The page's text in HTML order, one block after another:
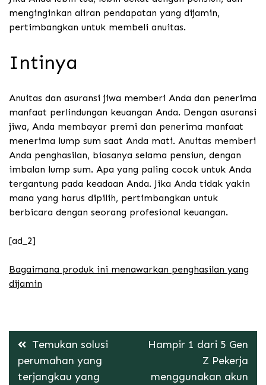
menginginkan aliran pendapatan yang dijamin,
pertimbangkan untuk membeli anuitas.
Intinya
Anuitas dan asuransi jiwa memberi Anda dan penerima
manfaat perlindungan keuangan Anda. Dengan asuransi
jiwa, Anda membayar premi dan penerima manfaat
menerima lump sum saat Anda mati. Anuitas memberi
Anda penghasilan, biasanya selama pensiun, dengan
imbalan lump sum. Apa yang paling cocok untuk Anda
tergantung pada keadaan Anda. Jika Anda tidak yakin
mana yang harus dipilih, pertimbangkan untuk
berbicara dengan seorang profesional keuangan.
[ad_2]
Bagaimana produk ini menawarkan penghasilan yang
dijamin
Post
navigation
Temukan solusi
perumahan yang
terjangkau yang
Hampir 1 dari 5 Gen
Z Pekerja
menggunakan akun